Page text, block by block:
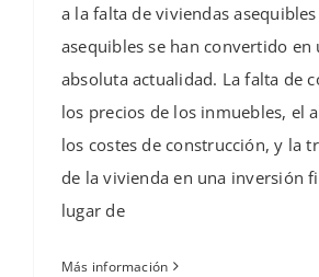
a la falta de viviendas
asequibles se han convertido en
absoluta actualidad. La falta de
los precios de los inmuebles, el
los costes de construcción, y la
de la vivienda en una inversión
lugar de
Más información